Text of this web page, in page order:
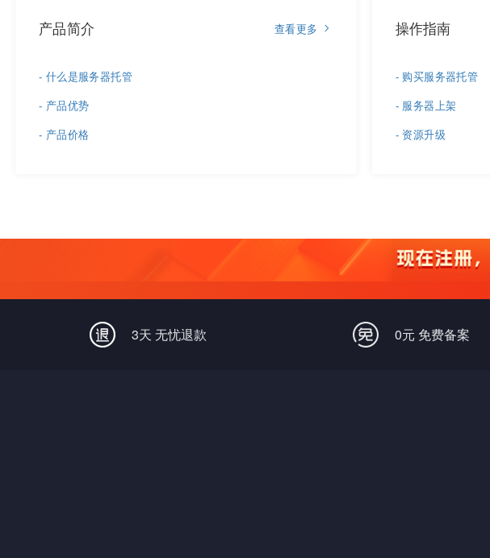
产品简介 查看更多
- 什么是服务器托管
- 产品优势
- 产品价格
操作指南
- 购买服务器托管
- 服务器上架
- 资源升级
3天 无忧退款 0元 免费备案